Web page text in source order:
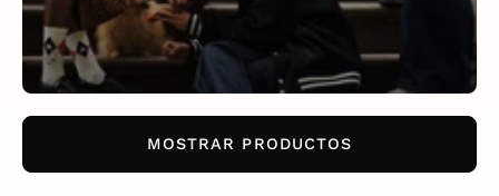
MOSTRAR PRODUCTOS